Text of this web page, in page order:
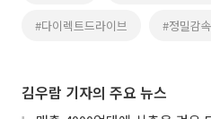
#다이렉트드라이브 #정밀감
김우람 기자의 주요 뉴스